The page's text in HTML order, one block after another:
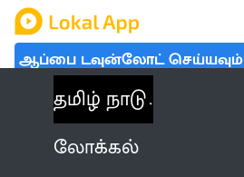
ஆப்பை டவுன்லோட் செய்யவும்
தமிழ் நாடு
லோக்கல்